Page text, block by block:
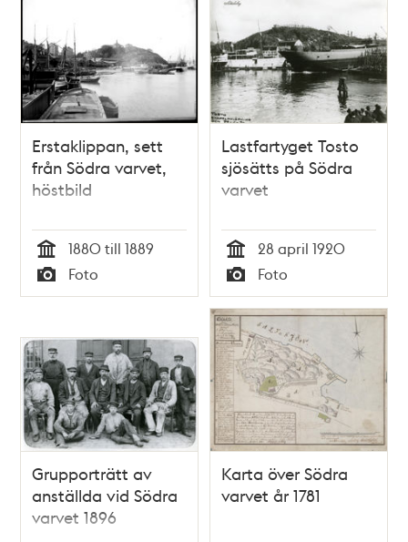
Erstaklippan, sett
från Södra varvet,
höstbild
Tid
1880 till 1889
Typ
Foto
Lastfartyget Tosto
sjösätts på Södra
varvet
Tid
28 april 1920
Typ
Foto
Grupporträtt av
anställda vid Södra
varvet 1896
Karta över Södra
varvet år 1781